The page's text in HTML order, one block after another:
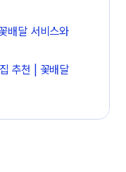
배달 서비스와
추천 | 꽃배달